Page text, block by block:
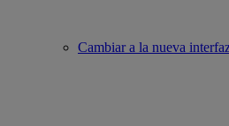
Cambiar a la nueva